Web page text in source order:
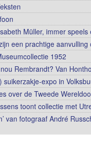
Müller, immer speels
een prachtige
1952
Rembrandt? Van
suikerzakje-expo in
over de Tweede
toont collectie met
van fotograaf André